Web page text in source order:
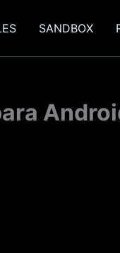
SANDBOX